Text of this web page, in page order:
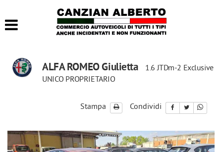
ACQUISTIAMO USATOALFA ROMEO Giulietta
1.6 JTDm-2 Exclusive
UNICO PROPRIETARIO
Stampa Condividi